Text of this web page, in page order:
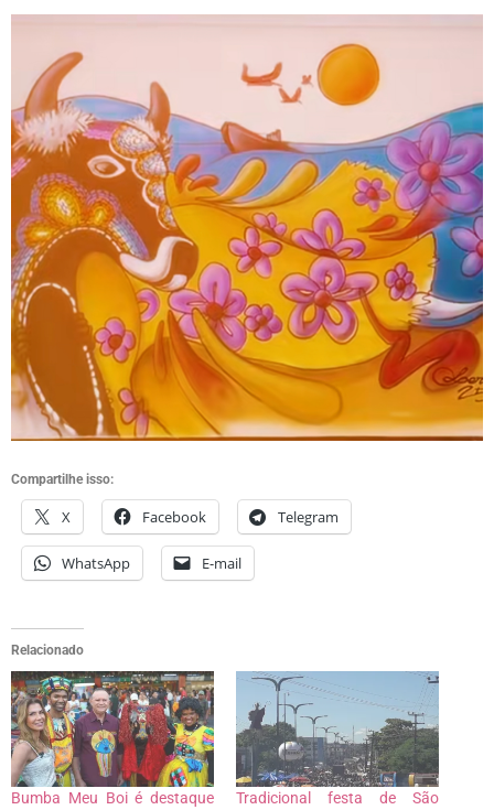
Compartilhe isso:
X Facebook Telegram
WhatsApp E-mail
Relacionado
Bumba Meu Boi é destaque Tradicional festa de São